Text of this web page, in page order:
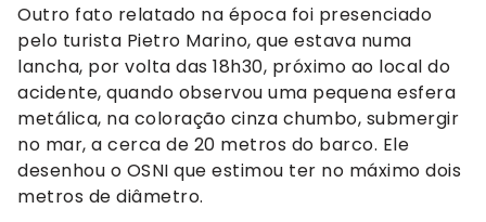
Outro fato relatado na época foi presenciado
pelo turista Pietro Marino, que estava numa
lancha, por volta das 18h30, próximo ao local do
acidente, quando observou uma pequena esfera
metálica, na coloração cinza chumbo, submergir
no mar, a cerca de 20 metros do barco. Ele
desenhou o OSNI que estimou ter no máximo dois
metros de diâmetro.